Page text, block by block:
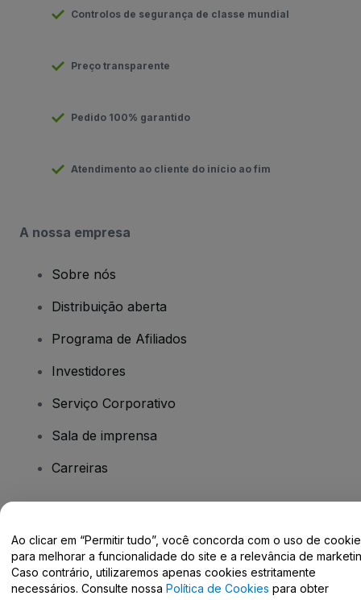
Controlos de segurança de classe mundial
Preço transparente
Pedido 100% garantido
Atendimento ao cliente do início ao fim
A nossa empresa
Sobre nós
Distribuição aberta
Programa de Afiliados
Investidores
Serviço Corporativo
Sala de imprensa
Carreiras
Centro de Ajuda / Fale Conosco
Ao clicar em “Permitir tudo”, você concorda com o uso de
para melhorar a funcionalidade do site e a relevância de
Caso contrário, utilizaremos apenas cookies estritamente
necessários. Consulte nossa Política de Cookies para obter